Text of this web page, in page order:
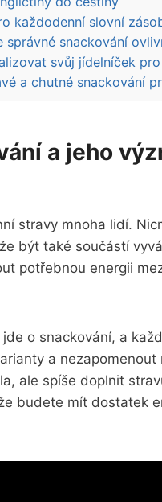
každodenní slovní
správné snackování
svůj jídelníček
a chutné snackování
a jeho
stravy mnoha lidí.
být také součástí
potřebnou energii
o snackování, a
a nezapomenout
ale spíše doplnit
budete mít dostatek